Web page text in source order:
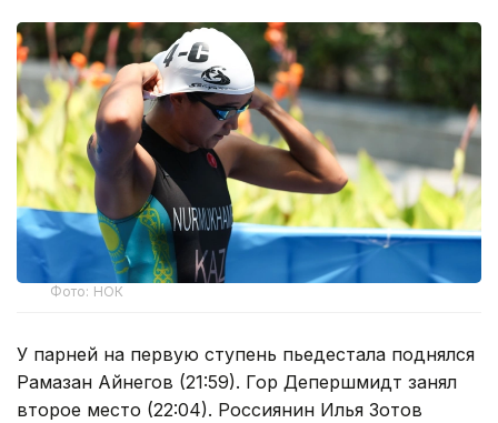
Фото: НОК
У парней на первую ступень пьедестала поднялся
Рамазан Айнегов (21:59). Гор Депершмидт занял
второе место (22:04). Россиянин Илья Зотов